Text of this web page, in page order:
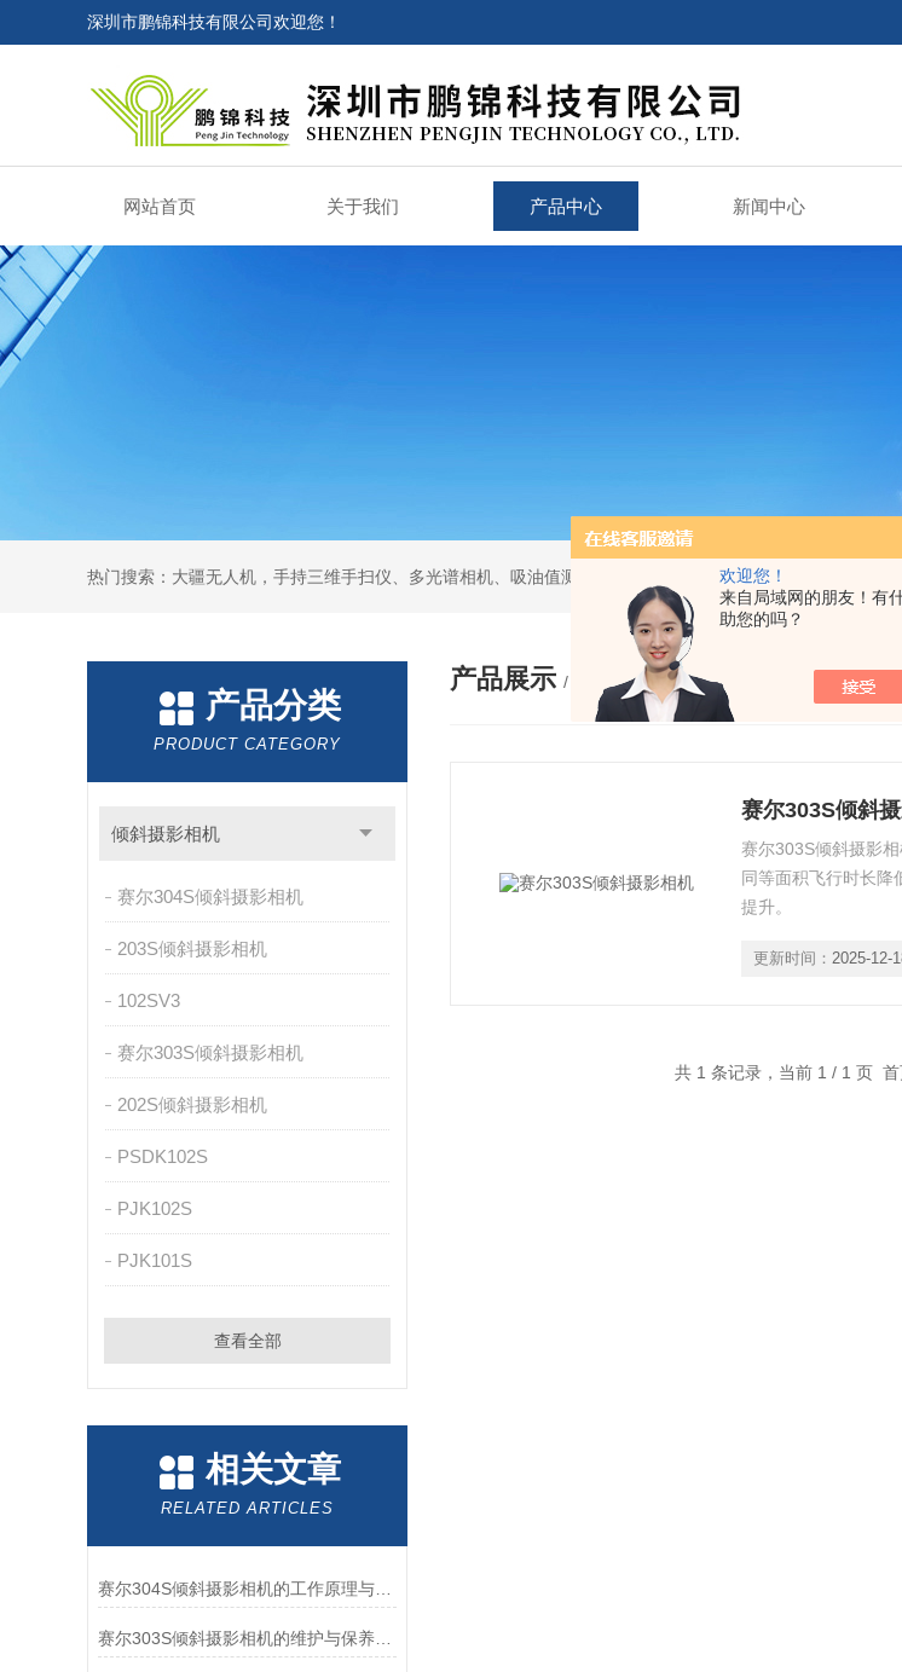
欢迎您！
来自局域网的朋友！有
助您的吗？
深圳市鹏锦科技有限公司欢迎您！
网站首页 关于我们 产品中心 新闻中心
热门搜索：大疆无人机，手持三维手扫仪、多光谱相机、吸油值测试仪，求积仪，气象产品，管线探测仪，
产品分类
PRODUCT CATEGORY
倾斜摄影相机
赛尔304S倾斜摄影相机
203S倾斜摄影相机
102SV3
赛尔303S倾斜摄影相机
202S倾斜摄影相机
PSDK102S
PJK102S
PJK101S
查看全部
相关文章
RELATED ARTICLES
赛尔304S倾斜摄影相机的工作原理与操作技巧分析
赛尔303S倾斜摄影相机的维护与保养指南
产品展示 / PRODUCTS
赛尔303S倾斜
赛尔303S倾斜摄影
同等面积飞行时长降
提升。
更新时间： 2025-12-
共 1 条记录，当前 1 / 1 页